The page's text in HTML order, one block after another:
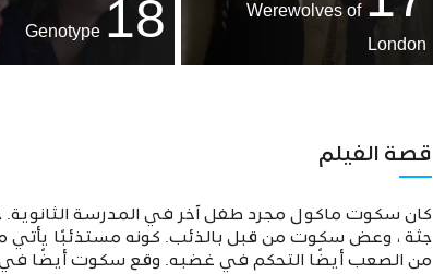
Werewolves of
London
18
قصة الفيلم
كان سكوت ماكول مجرد طفل آخر في المدرسة الثانوية.
جثة ، وعض سكوت من قبل بالذئب. كونه مستذئبًا يأتي
من الصعب أيضًا التحكم في غضبه. وقع سكوت أيضًا في